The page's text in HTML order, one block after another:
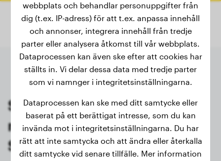
Senaste vägningarna av
registrerade ägare av
Strävhårig Vorsteh
webbplats och behandlar personuppgifter från
dig (t.ex. IP-adress) för att t.ex. anpassa innehåll
och annonser, integrera innehåll från tredje
parter eller analysera åtkomst till vår webbplats.
Dataprocessen kan även ske efter att cookies har
ställts in. Vi delar dessa data med tredje parter
som vi namnger i integritetsinställningarna.
Dataprocessen kan ske med ditt samtycke eller
baserat på ett berättigat intresse, som du kan
invända mot i integritetsinställningarna. Du har
rätt att inte samtycka och att ändra eller återkalla
ditt samtycke vid senare tillfälle. Mer information